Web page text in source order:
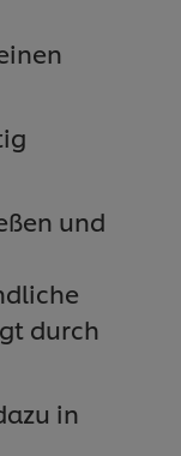
und
durch
in